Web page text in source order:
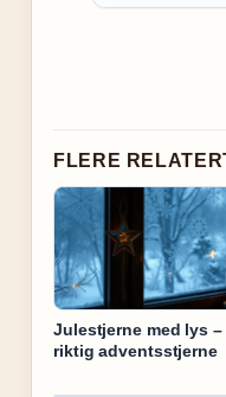
FLERE
Julestjerne med lys –
riktig adventsstjerne